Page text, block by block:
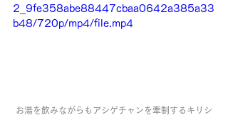
2_9fe358abe88447cbaa0642a385a33
b48/720p/mp4/file.mp4
お湯を飲みながらもアシゲチャンを牽制するキリシ